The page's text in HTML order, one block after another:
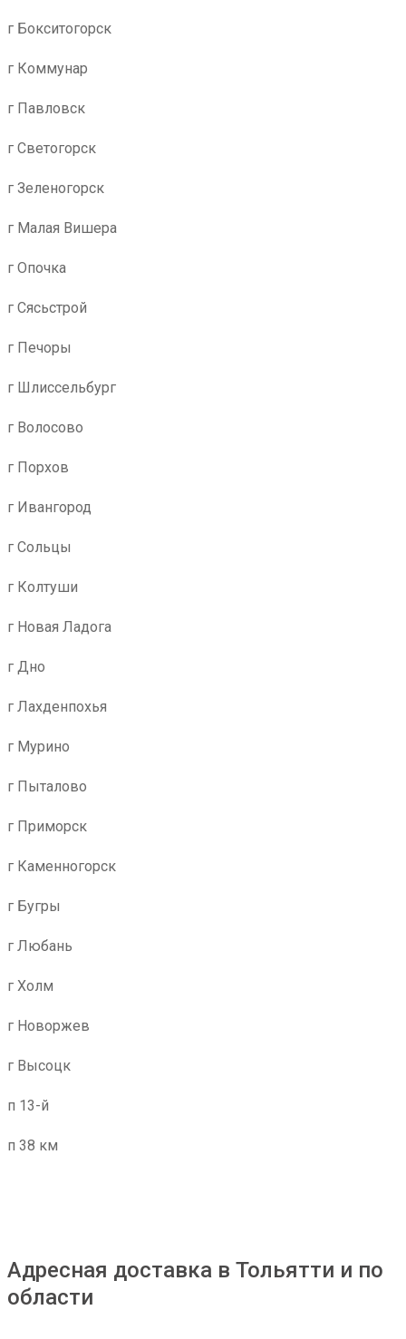
г Бокситогорск
г Коммунар
г Павловск
г Светогорск
г Зеленогорск
г Малая Вишера
г Опочка
г Сясьстрой
г Печоры
г Шлиссельбург
г Волосово
г Порхов
г Ивангород
г Сольцы
г Колтуши
г Новая Ладога
г Дно
г Лахденпохья
г Мурино
г Пыталово
г Приморск
г Каменногорск
г Бугры
г Любань
г Холм
г Новоржев
г Высоцк
п 13-й
п 38 км
Адресная доставка в Тольятти и по
области